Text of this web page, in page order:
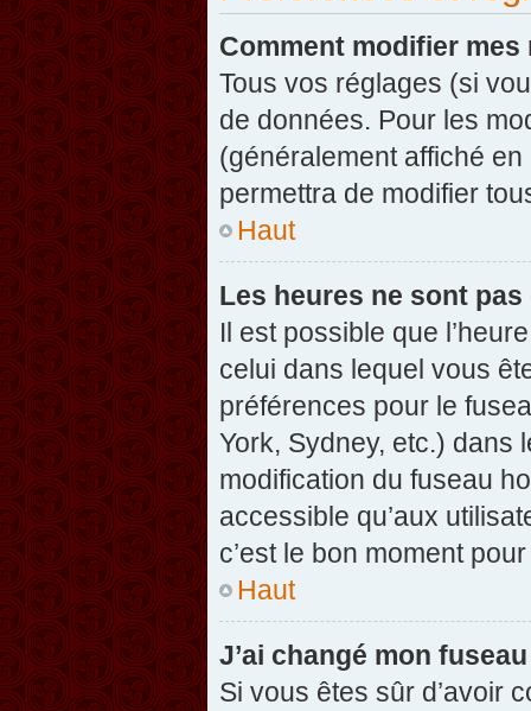
Comment modifier mes
Tous vos réglages (si
de données. Pour les
(généralement affiché
permettra de modifier
Haut
Les heures ne sont
Il est possible que
celui dans lequel vous
préférences pour le
York, Sydney, etc.) dans
modification du fuseau
accessible qu’aux
c’est le bon moment
Haut
J’ai changé mon
Si vous êtes sûr d’avoir